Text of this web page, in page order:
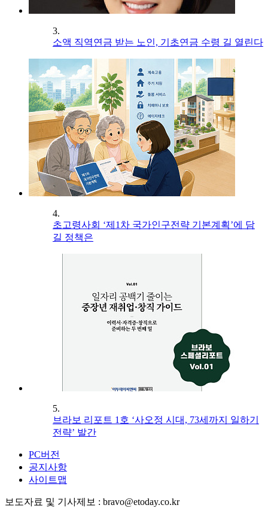
3.
소액 직역연금 받는 노인, 기초연금 수령 길 열린다
4.
초고령사회 ‘제1차 국가인구전략 기본계획’에 담
길 정책은
5.
브라보 리포트 1호 ‘사오정 시대, 73세까지 일하기
전략’ 발간
PC버전
공지사항
사이트맵
보도자료 및 기사제보 : bravo@etoday.co.kr